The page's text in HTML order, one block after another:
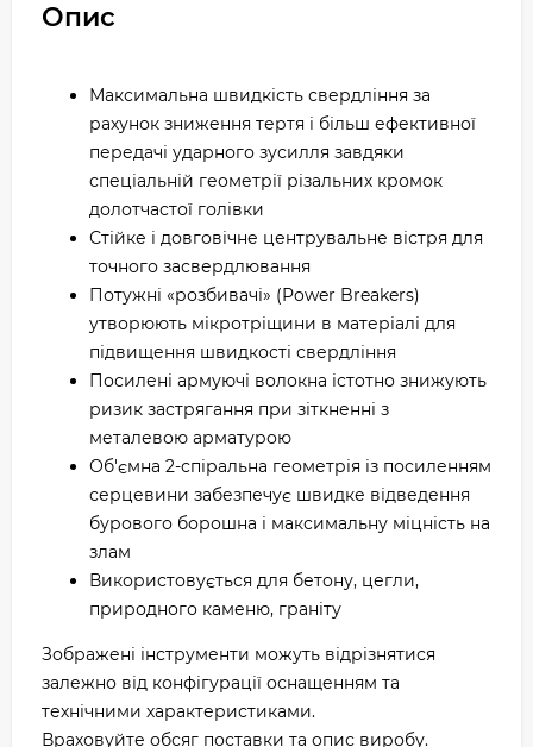
Опис
Максимальна швидкість свердління за
рахунок зниження тертя і більш ефективної
передачі ударного зусилля завдяки
спеціальній геометрії різальних кромок
долотчастої голівки
Стійке і довговічне центрувальне вістря для
точного засвердлювання
Потужні «розбивачі» (Power Breakers)
утворюють мікротріщини в матеріалі для
підвищення швидкості свердління
Посилені армуючі волокна істотно знижують
ризик застрягання при зіткненні з
металевою арматурою
Об'ємна 2-спіральна геометрія із посиленням
серцевини забезпечує швидке відведення
бурового борошна і максимальну міцність на
злам
Використовується для бетону, цегли,
природного каменю, граніту
Зображені інструменти можуть відрізнятися
залежно від конфігурації оснащенням та
технічними характеристиками.
Враховуйте обсяг поставки та опис виробу.